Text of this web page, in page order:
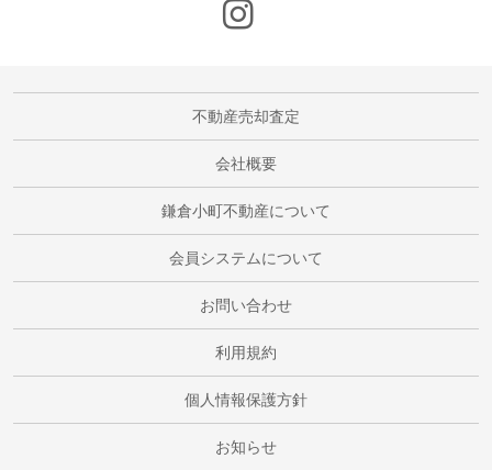
不動産売却査定
会社概要
鎌倉小町不動産について
会員システムについて
お問い合わせ
利用規約
個人情報保護方針
お知らせ